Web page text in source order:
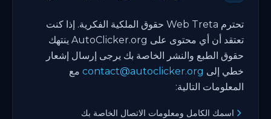
تحترم Web Treta حقوق الملكية الفكرية. إذا كنت
تعتقد أن أي محتوى على AutoClicker.org ينتهك
حقوق الطبع والنشر الخاصة بك يرجى إرسال إشعار
خطي إلى contact@autoclicker.org مع
المعلومات التالية:
اسمك الكامل ومعلومات الاتصال الخاصة بك